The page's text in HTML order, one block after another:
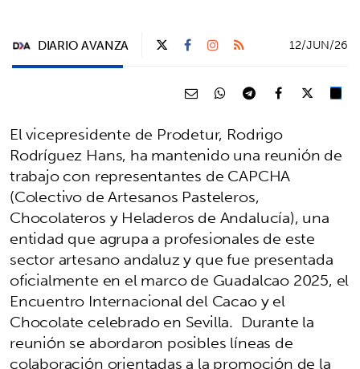
DIARIO AVANZA 12/JUN/26
El vicepresidente de Prodetur, Rodrigo
Rodríguez Hans, ha mantenido una reunión de
trabajo con representantes de CAPCHA
(Colectivo de Artesanos Pasteleros,
Chocolateros y Heladeros de Andalucía), una
entidad que agrupa a profesionales de este
sector artesano andaluz y que fue presentada
oficialmente en el marco de Guadalcao 2025, el
Encuentro Internacional del Cacao y el
Chocolate celebrado en Sevilla. Durante la
reunión se abordaron posibles líneas de